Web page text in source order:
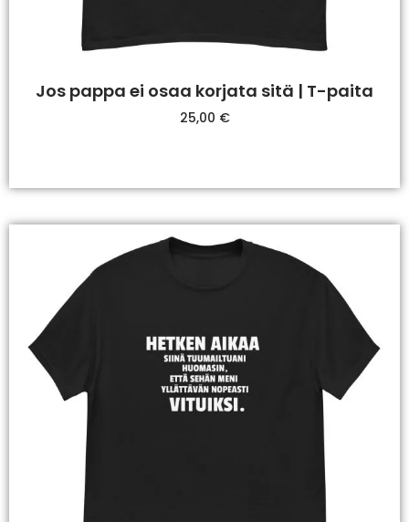
Jos pappa ei osaa korjata sitä | T-paita
25,00 €